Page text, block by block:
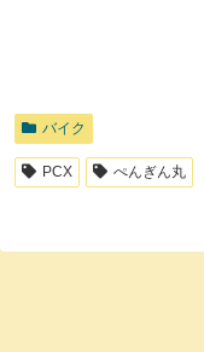
バイク
PCX ぺんぎん丸